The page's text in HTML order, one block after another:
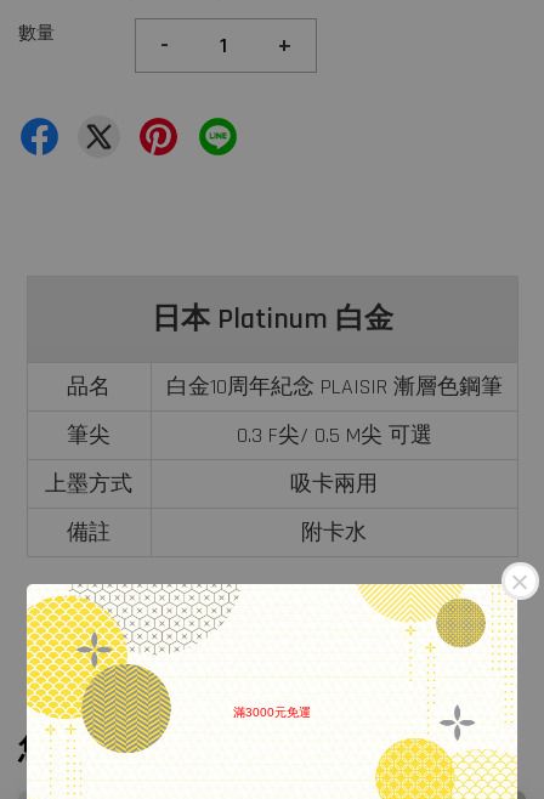
滿3000元免運
數量 - +
日本 Platinum 白金
品名
白金10周年紀念 PLAISIR 漸層色鋼筆
筆尖
0.3 F尖/ 0.5 M尖 可選
上墨方式
吸卡兩用
備註
附卡水
您可能也喜歡